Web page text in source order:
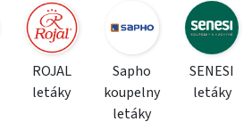
ROJAL
letáky
Sapho
koupelny
letáky
SENESI
letáky